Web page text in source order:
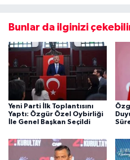
Bunlar da ilginizi
Yeni Parti İlk Toplantısını
Yaptı: Özgür Özel Oybirliği
İle Genel Başkan Seçildi